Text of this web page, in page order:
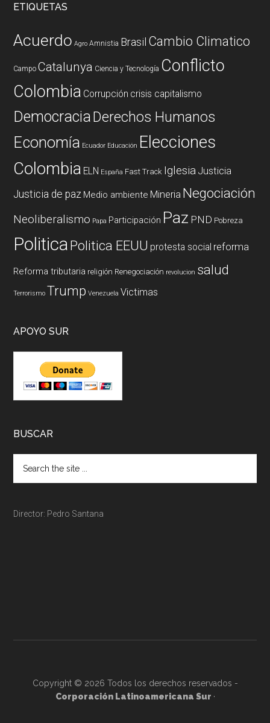
ETIQUETAS
Acuerdo Agro Amnistia Brasil Cambio Climatico
Campo Catalunya Ciencia y Tecnología Conflicto
Colombia Corrupción crisis capitalismo
DemocraciaDerechos Humanos
Economía Ecuador Educación Elecciones
Colombia ELN España Fast Track Iglesia Justicia
Justicia de paz Medio ambiente Mineria Negociación
Neoliberalismo Papa Participación Paz PND Pobreza
PoliticaPolitica EEUU protesta social reforma
Reforma tributaria religión Renegociación revolucion salud
Terrorismo Trump Venezuela Victimas
APOYO SUR
BUSCAR
Director: Pedro Santana
Copyright © 2026 Todos los derechos reservados -
Corporación Latinoamericana Sur ·